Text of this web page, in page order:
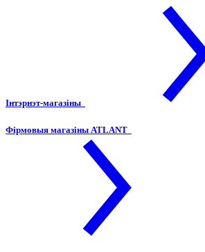
Інтэрнэт-магазіны
Фірмовыя магазіны ATLANT